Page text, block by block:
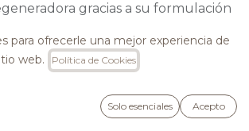
gracias a su formulación
es un cabello extremadamente
apelmazar ni engrasar.
para ofrecerle una mejor experiencia de
web.
Política de Cookies
Solo esenciales Acepto